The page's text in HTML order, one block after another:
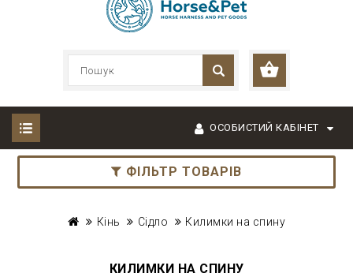
ОСОБИСТИЙ КАБІНЕТ
ФІЛЬТР ТОВАРІВ
Кінь Сідло Килимки на спину
КИЛИМКИ НА СПИНУ